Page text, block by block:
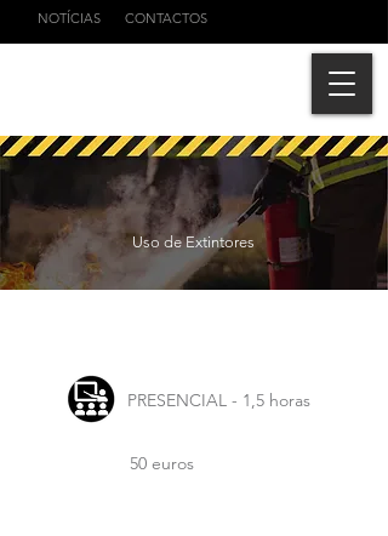
NOTÍCIAS CONTACTOS
Uso de Extintores
PRESENCIAL - 1,5 horas
50 euros